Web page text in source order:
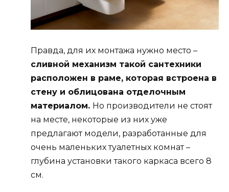
Правда, для их монтажа нужно место –
сливной механизм такой сантехники
расположен в раме, которая встроена в
стену и облицована отделочным
материалом. Но производители не стоят
на месте, некоторые из них уже
предлагают модели, разработанные для
очень маленьких туалетных комнат –
глубина установки такого каркаса всего 8
см.